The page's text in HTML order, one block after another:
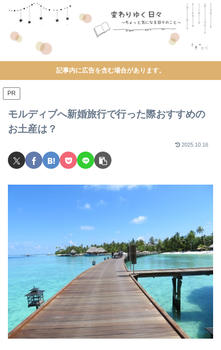
記事内に広告を含む場合があります。
PR
モルディブへ新婚旅行で行った際おすすめの
お土産は？
2025.10.16